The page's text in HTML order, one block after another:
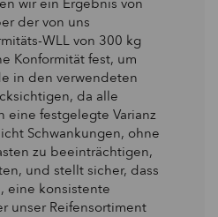
der von uns
WLL von 300 kg
Konformität fest, um
in den verwendeten
da alle
eine festgelegte Varianz
Schwankungen, ohne
zu beeinträchtigen,
und stellt sicher, dass
eine konsistente
unser Reifensortiment